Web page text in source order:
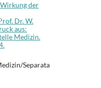
der
Dr. W.
aus:
Medizin.
Separata